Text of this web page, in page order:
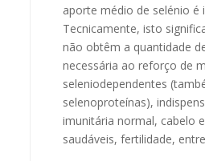
aporte médio de selénio é
Tecnicamente, isto
não obtêm a quantidade
necessária ao reforço de
seleniodependentes
selenoproteínas),
imunitária normal, cabelo
saudáveis, fertilidade,